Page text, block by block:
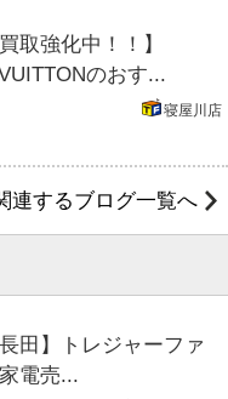
取強化中！！】
のおす...
寝屋川店
連するブログ一覧へ
田】トレジャーファ
電売...